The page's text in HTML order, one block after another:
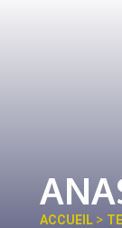
ACCUEIL >